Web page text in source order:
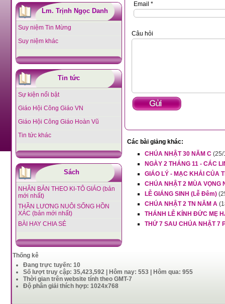
Lm. Trịnh Ngọc Danh
Suy niệm Tin Mừng
Suy niệm khác
Tin tức
Sự kiện nổi bật
Giáo Hội Công Giáo VN
Giáo Hội Công Giáo Hoàn Vũ
Tin tức khác
Sách
NHÂN BẢN THEO KI-TÔ GIÁO (bản
mới nhất)
THẦN LƯƠNG NUÔI SỐNG HỒN
XÁC (bản mới nhất)
BÀI HAY CHIA SẺ
Email *
Câu hỏi
Các bài giảng khác:
CHÚA NHẬT 30 NĂM C (25/
NGÀY 2 THÁNG 11 - CÁC
GIÁO LÝ - MẠC KHẢI CỦA
CHÚA NHẬT 2 MÙA VỌNG
LỄ GIÁNG SINH (Lễ Đêm)
CHÚA NHẬT 2 TN NĂM A
THÁNH LỄ KÍNH ĐỨC MẸ
THỨ 7 SAU CHÚA NHẬT 7
Thống kê
Đang trực tuyến: 10
Số lượt truy cập: 35,423,592 | Hôm nay: 553 | Hôm qua: 955
Thời gian trên website tính theo GMT-7
Độ phân giải thích hợp: 1024x768